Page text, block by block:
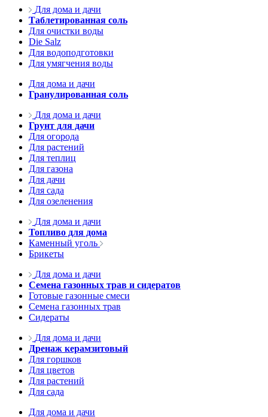
Для дома и дачи
Таблетированная соль
Для очистки воды
Die Salz
Для водоподготовки
Для умягчения воды
Для дома и дачи
Гранулированная соль
Для дома и дачи
Грунт для дачи
Для огорода
Для растений
Для теплиц
Для газона
Для дачи
Для сада
Для озеленения
Для дома и дачи
Топливо для дома
Каменный уголь
Брикеты
Для дома и дачи
Семена газонных трав и сидератов
Готовые газонные смеси
Семена газонных трав
Сидераты
Для дома и дачи
Дренаж керамзитовый
Для горшков
Для цветов
Для растений
Для сада
Для дома и дачи